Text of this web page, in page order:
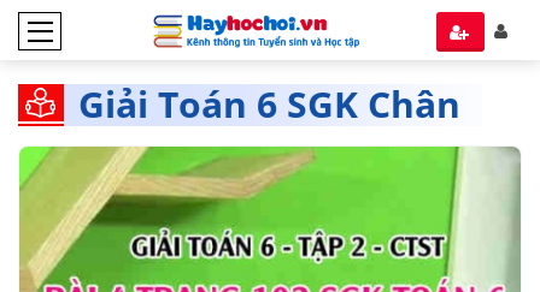
Giải Toán 6 SGK Chân
trời Sáng tạo tập 2